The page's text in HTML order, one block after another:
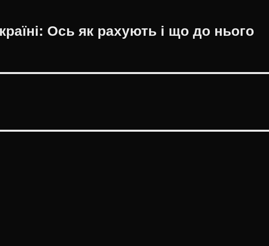
Ось як рахують і що до нього